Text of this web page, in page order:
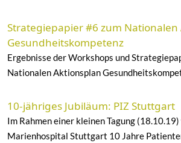
Strategiepapier #6 zum Nationalen
Gesundheitskompetenz
Ergebnisse der Workshops und
Nationalen Aktionsplan
10-jähriges Jubiläum: PIZ Stuttgart
Im Rahmen einer kleinen Tagung
Marienhospital Stuttgart 10 Jahre